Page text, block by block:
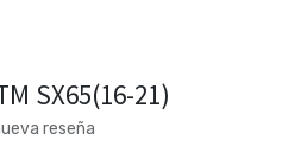
SX65(16-21)
reseña